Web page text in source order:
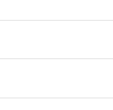
ー
, １８０－６００